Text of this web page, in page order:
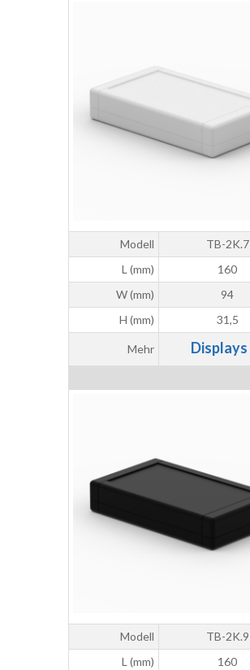
Modell
TB-2K.7
L (mm)
160
W (mm)
94
H (mm)
31,5
Mehr Displays
Modell
TB-2K.9
L (mm)
160